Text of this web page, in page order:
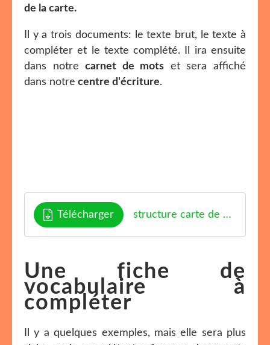
de la carte.
Il y a trois documents: le texte brut, le texte à
compléter et le texte complété. Il ira ensuite
dans notrecarnet de mots et sera affiché
dans notre centre d'écriture.
Télécharger structure carte de voeux 2026 enjoyclassroom
Une fiche de
vocabulaire à
compléter
Il y a quelques exemples, mais elle sera plus